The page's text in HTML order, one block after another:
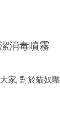
消毒噴霧
家, 對於貓奴嚟